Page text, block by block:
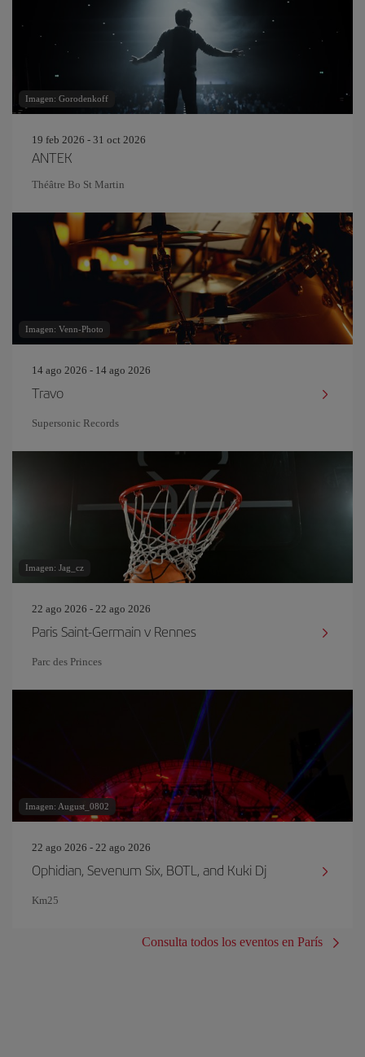
Imagen: Gorodenkoff
19 feb 2026 - 31 oct 2026
ANTEK
Théâtre Bo St Martin
Imagen: Venn-Photo
14 ago 2026 - 14 ago 2026
Travo
Supersonic Records
Imagen: Jag_cz
22 ago 2026 - 22 ago 2026
Paris Saint-Germain v Rennes
Parc des Princes
Imagen: August_0802
22 ago 2026 - 22 ago 2026
Ophidian, Sevenum Six, BOTL, and Kuki Dj
Km25
Consulta todos los eventos en París